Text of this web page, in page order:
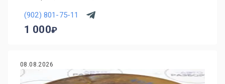
(902) 801-75-11
1 000
08.08.2026